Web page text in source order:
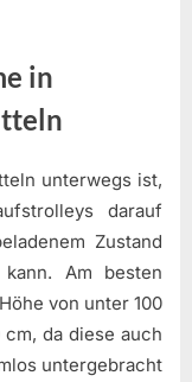
in
unterwegs ist,
darauf
Zustand
Am besten
von unter 100
da diese auch
untergebracht